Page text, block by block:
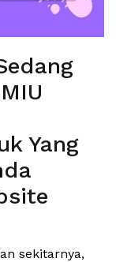
Yang
sekitarnya,